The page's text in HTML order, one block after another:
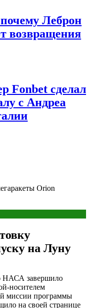
Леброн
возвращения
Fonbet сделал
с Андреа
Orion
на Луну
НАСА завершило
носителем
миссии программы
на своей странице